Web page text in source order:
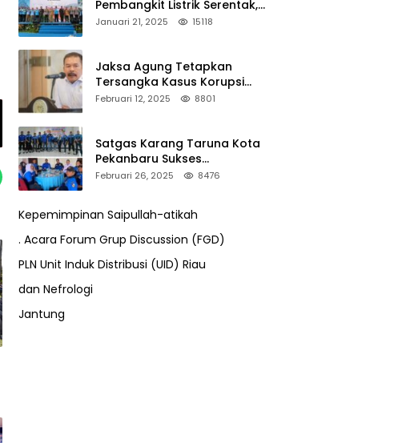
Pembangkit Listrik Serentak,
PLTA Asahan 3 Jadi Sorotan
Januari 21, 2025 15118
Jaksa Agung Tetapkan
Tersangka Kasus Korupsi
Kehutanan, DPP Advokasi IPJI
Februari 12, 2025 8801
Satgas Karang Taruna Kota
Pekanbaru Sukses
Mengamankan Acara Temu
Februari 26, 2025 8476
Kepemimpinan Saipullah-atikah
. Acara Forum Grup Discussion (FGD)
PLN Unit Induk Distribusi (UID) Riau
dan Nefrologi
Jantung